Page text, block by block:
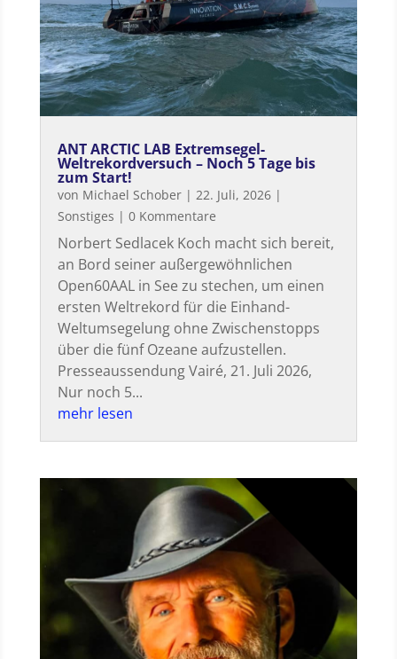
ANT ARCTIC LAB Extremsegel-
Weltrekordversuch – Noch 5 Tage bis
zum Start!
von Michael Schober| 22. Juli, 2026|
Sonstiges | 0 Kommentare
Norbert Sedlacek Koch macht sich bereit,
an Bord seiner außergewöhnlichen
Open60AAL in See zu stechen, um einen
ersten Weltrekord für die Einhand-
Weltumsegelung ohne Zwischenstopps
über die fünf Ozeane aufzustellen.
Presseaussendung Vairé, 21. Juli 2026,
Nur noch 5...
mehr lesen